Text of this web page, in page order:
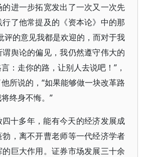
进一步拓宽发出了一次又一次先
了他常提及的《资本论》中的那
评的意见我都是欢迎的，而对于我
舆论的偏见，我仍然遵守伟大的
：走你的路，让别人去说吧！”，
所说的，“如果能够做一块改革路
终身不悔。”
十多年，能有今天的经济发展成
，离不开曹老师等一代经济学者
巨大作用。证券市场发展三十余